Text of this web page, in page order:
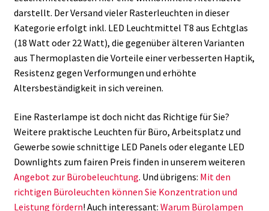
darstellt. Der Versand vieler Rasterleuchten in dieser
Kategorie erfolgt inkl. LED Leuchtmittel T8 aus Echtglas
(18 Watt oder 22 Watt), die gegenüber älteren Varianten
aus Thermoplasten die Vorteile einer verbesserten Haptik,
Resistenz gegen Verformungen und erhöhte
Altersbeständigkeit in sich vereinen.
Eine Rasterlampe ist doch nicht das Richtige für Sie?
Weitere praktische Leuchten für Büro, Arbeitsplatz und
Gewerbe sowie schnittige LED Panels oder elegante LED
Downlights zum fairen Preis finden in unserem weiteren
Angebot zur Bürobeleuchtung. Und übrigens: Mit den
richtigen Büroleuchten können Sie Konzentration und
Leistung fördern! Auch interessant: Warum Bürolampen